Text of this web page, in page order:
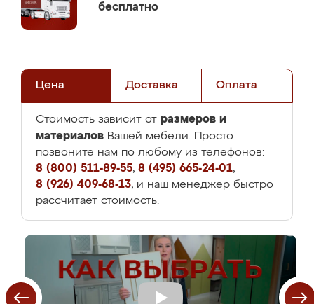
бесплатно
Цена Доставка Оплата
Стоимость зависит от размеров и
материалов Вашей мебели. Просто
позвоните нам по любому из телефонов:
8 (800) 511-89-55, 8 (495) 665-24-01,
8 (926) 409-68-13, и наш менеджер быстро
рассчитает стоимость.